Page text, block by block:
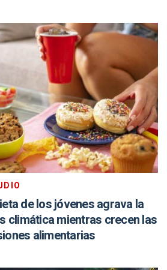
de los jóvenes agrava la
climática mientras crecen las
alimentarias